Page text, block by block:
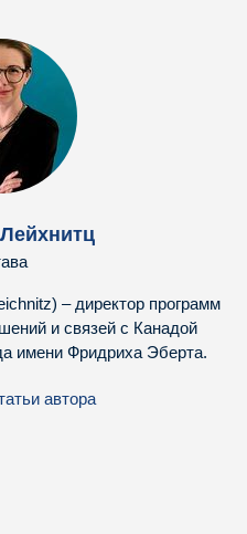
– директор программ
и связей с Канадой
имени Фридриха Эберта.
автора